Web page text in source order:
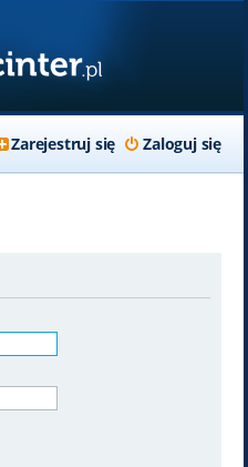
Zaloguj się
Zarejestruj się